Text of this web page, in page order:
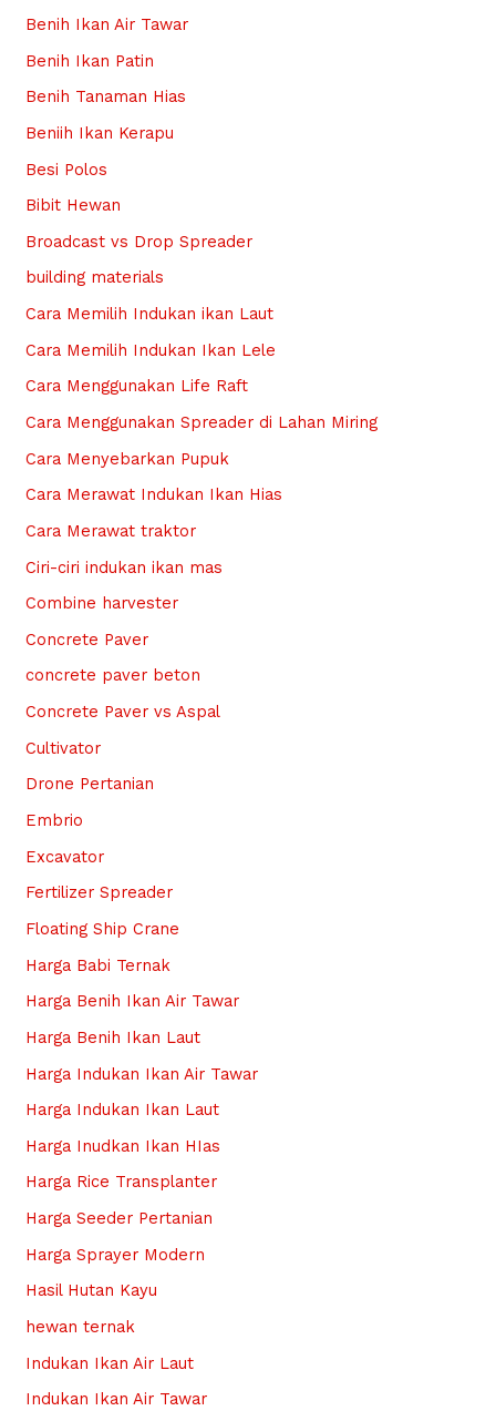
Benih Ikan Air Tawar
Benih Ikan Patin
Benih Tanaman Hias
Beniih Ikan Kerapu
Besi Polos
Bibit Hewan
Broadcast vs Drop Spreader
building materials
Cara Memilih Indukan ikan Laut
Cara Memilih Indukan Ikan Lele
Cara Menggunakan Life Raft
Cara Menggunakan Spreader di Lahan Miring
Cara Menyebarkan Pupuk
Cara Merawat Indukan Ikan Hias
Cara Merawat traktor
Ciri-ciri indukan ikan mas
Combine harvester
Concrete Paver
concrete paver beton
Concrete Paver vs Aspal
Cultivator
Drone Pertanian
Embrio
Excavator
Fertilizer Spreader
Floating Ship Crane
Harga Babi Ternak
Harga Benih Ikan Air Tawar
Harga Benih Ikan Laut
Harga Indukan Ikan Air Tawar
Harga Indukan Ikan Laut
Harga Inudkan Ikan HIas
Harga Rice Transplanter
Harga Seeder Pertanian
Harga Sprayer Modern
Hasil Hutan Kayu
hewan ternak
Indukan Ikan Air Laut
Indukan Ikan Air Tawar